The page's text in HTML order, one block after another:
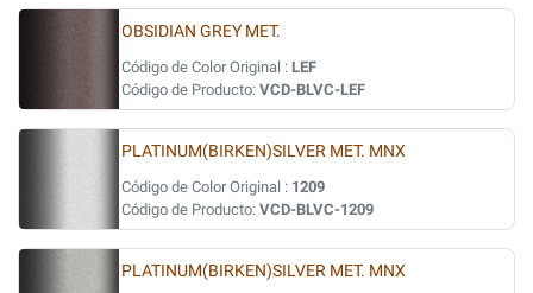
OBSIDIAN GREY MET.
Código de Color Original : LEF
Código de Producto: VCD-BLVC-LEF
PLATINUM(BIRKEN)SILVER MET. MNX
Código de Color Original : 1209
Código de Producto: VCD-BLVC-1209
PLATINUM(BIRKEN)SILVER MET. MNX